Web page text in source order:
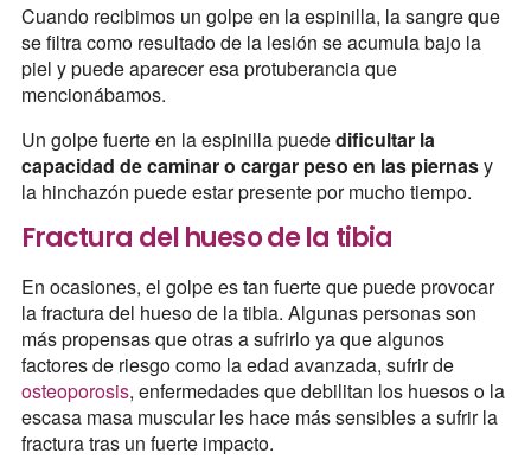
Cuando recibimos un golpe en la espinilla, la sangre que
se filtra como resultado de la lesión se acumula bajo la
piel y puede aparecer esa protuberancia que
mencionábamos.
Un golpe fuerte en la espinilla puededificultar la
capacidad de caminar o cargar peso en las piernasy
la hinchazón puede estar presente por mucho tiempo.
Fractura del hueso de la tibia
En ocasiones, el golpe es tan fuerte que puede provocar
la fractura del hueso de la tibia. Algunas personas son
más propensas que otras a sufrirlo ya que algunos
factores de riesgo como la edad avanzada, sufrir de
osteoporosis, enfermedades que debilitan los huesos o la
escasa masa muscular les hace más sensibles a sufrir la
fractura tras un fuerte impacto.